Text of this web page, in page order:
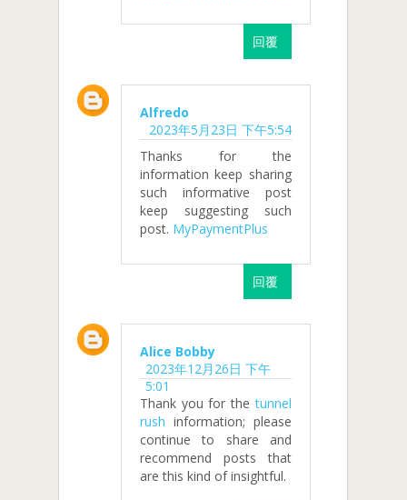
回覆
Alfredo
2023年5月23日 下午5:54
Thanks for the
information keep sharing
such informative post
keep suggesting such
post. MyPaymentPlus
回覆
Alice Bobby
2023年12月26日 下午
5:01
Thank you for thetunnel
rush information; please
continue to share and
recommend posts that
are this kind of insightful.